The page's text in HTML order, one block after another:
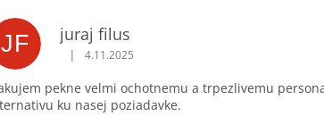
JF juraj filus
Hodnotenie obchodu je 5 z 5 hviezdičiek.
| 4.11.2025
pekne velmi ochotnemu a trpezlivemu
ku nasej poziadavke.